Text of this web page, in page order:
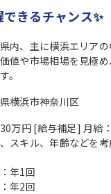
きるチャンス✨
内、主に横浜エリア
値や市場相場を見極
。
横浜市神奈川区
万円 [給与補足] 月給
スキル、年齢などを考
年1回
年2回